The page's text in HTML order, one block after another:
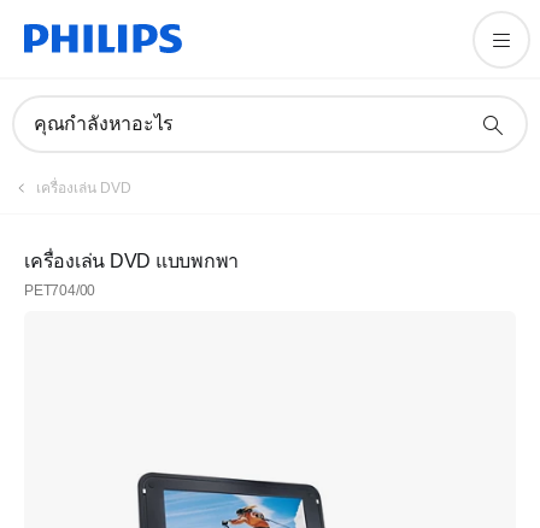
คุณกำลังหาอะไร
เครื่องเล่น DVD
เครื่องเล่น DVD แบบพกพา
PET704/00